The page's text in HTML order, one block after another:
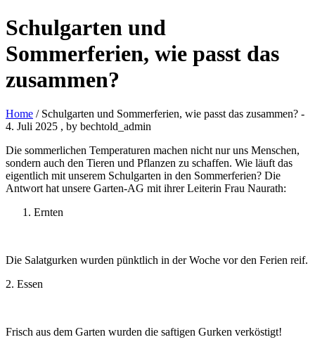
Schulgarten und
Sommerferien, wie passt das
zusammen?
Home / Schulgarten und Sommerferien, wie passt das zusammen? -
4. Juli 2025 , by bechtold_admin
Die sommerlichen Temperaturen machen nicht nur uns Menschen,
sondern auch den Tieren und Pflanzen zu schaffen. Wie läuft das
eigentlich mit unserem Schulgarten in den Sommerferien? Die
Antwort hat unsere Garten-AG mit ihrer Leiterin Frau Naurath:
Ernten
Die Salatgurken wurden pünktlich in der Woche vor den Ferien reif.
2. Essen
Frisch aus dem Garten wurden die saftigen Gurken verköstigt!